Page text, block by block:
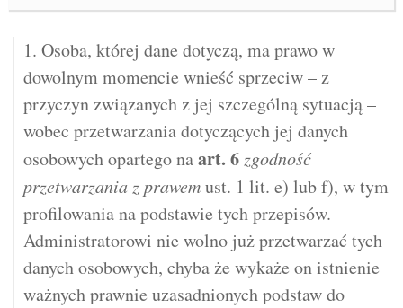
1. Osoba, której dane dotyczą, ma prawo w
dowolnym momencie wnieść sprzeciw – z
przyczyn związanych z jej szczególną sytuacją –
wobec przetwarzania dotyczących jej danych
osobowych opartego naart. 6 zgodność
przetwarzania z prawemust. 1 lit. e) lub f), w tym
profilowania na podstawie tych przepisów.
Administratorowi nie wolno już przetwarzać tych
danych osobowych, chyba że wykaże on istnienie
ważnych prawnie uzasadnionych podstaw do